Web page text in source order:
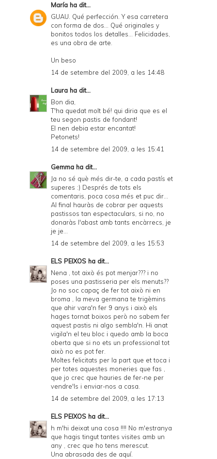
María ha dit...
GUAU. Qué perfección. Y esa carretera
con forma de dos... Qué originales y
bonitos todos los detalles... Felicidades,
es una obra de arte.
Un beso
14 de setembre del 2009, a les 14:48
Laura ha dit...
Bon dia,
T'ha quedat molt bé! qui diria que es el
teu segon pastis de fondant!
El nen debia estar encantat!
Petonets!
14 de setembre del 2009, a les 15:41
Gemma ha dit...
Ja no sé què més dir-te, a cada pastís et
superes :) Després de tots els
comentaris, poca cosa més et puc dir...
Al final hauràs de cobrar per aquests
pastissos tan espectaculars, si no, no
donaràs l'abast amb tants encàrrecs, je
je je...
14 de setembre del 2009, a les 15:53
ELS PEIXOS ha dit...
Nena , tot això és pot menjar??? i no
poses una pastisseria per els menuts??
Jo no soc capaç de fer tot això ni en
broma , la meva germana te trigèmins
que ahir vara'n fer 9 anys i això els
hages tornat boixos però no sabem fer
aquest pastis ni algo sembla'n. Hi anat
vigila'n el teu bloc i quedo amb la boca
oberta que si no ets un professional tot
això no es pot fer.
Moltes felicitats per la part que et toca i
per totes aquestes moneries que fas ,
que jo crec que hauries de fer-ne per
vendre'ls i enviar-nos a casa.
14 de setembre del 2009, a les 17:13
ELS PEIXOS ha dit...
h m'hi deixat una cosa !!!! No m'estranya
que hagis tingut tantes visites amb un
any , crec que ho tens merescut.
Una abrasada des de aquí.